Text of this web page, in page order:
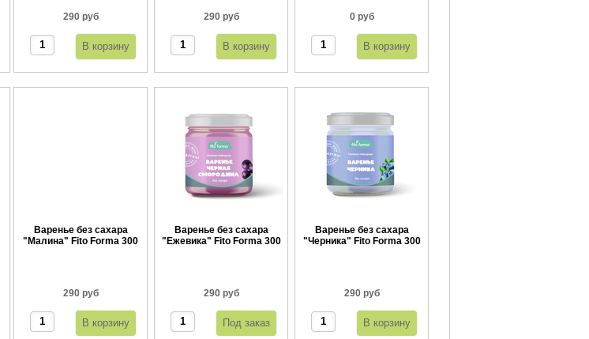
290 руб 290 руб 0 руб
Варенье без сахара
"Малина" Fito Forma 300
290 руб
Варенье без сахара
"Ежевика" Fito Forma 300
290 руб
Варенье без сахара
"Черника" Fito Forma 300
290 руб